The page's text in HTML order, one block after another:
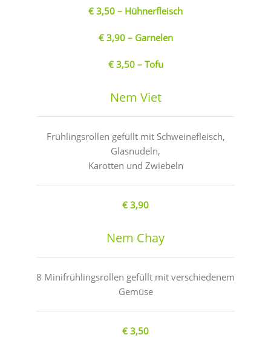
€ 3,50 – Hühnerfleisch
€ 3,90 – Garnelen
€ 3,50 – Tofu
Nem Viet
Frühlingsrollen gefüllt mit Schweinefleisch,
Glasnudeln,
Karotten und Zwiebeln
€ 3,90
Nem Chay
8 Minifrühlingsrollen gefüllt mit verschiedenem
Gemüse
€ 3,50